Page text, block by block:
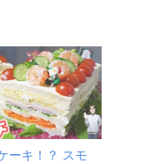
ーキ！？ スモ